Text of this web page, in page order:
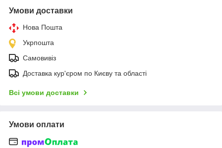
Умови доставки
Нова Пошта
Укрпошта
Самовивіз
Доставка кур'єром по Києву та області
Всі умови доставки
Умови оплати